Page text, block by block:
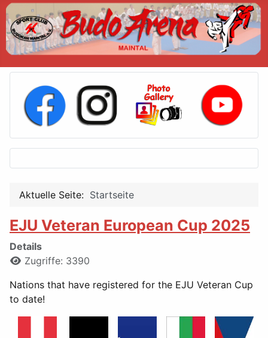
Aktuelle Seite: Startseite
EJU Veteran European Cup 2025
Details
Zugriffe: 3390
Nations that have registered for the EJU Veteran Cup
to date!